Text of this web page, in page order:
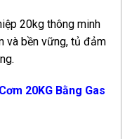
20kg thông minh
và bền vững, tủ đảm
20KG Bằng Gas